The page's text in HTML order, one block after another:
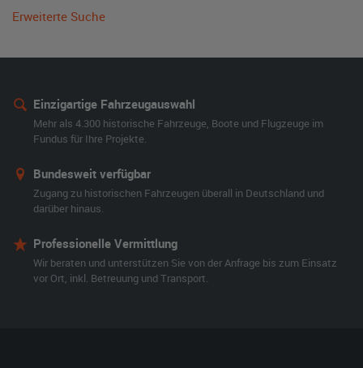
Erweiterte Suche
Einzigartige Fahrzeugauswahl
Mehr als 4.300 historische Fahrzeuge, Boote und Flugzeuge im
Fundus für Ihre Projekte.
Bundesweit verfügbar
Zugang zu historischen Fahrzeugen überall in Deutschland und
darüber hinaus.
Professionelle Vermittlung
Wir beraten und unterstützen Sie von der Anfrage bis zum Einsatz
vor Ort, inkl. Betreuung und Transport.